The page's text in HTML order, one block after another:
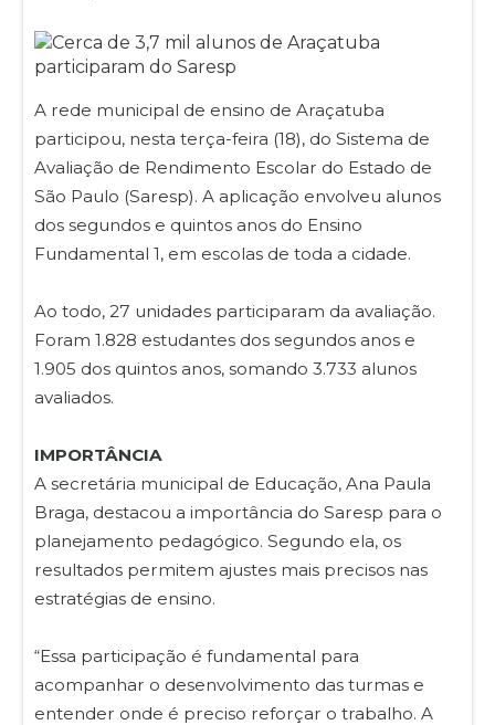
A rede municipal de ensino de Araçatuba
participou, nesta terça-feira (18), do Sistema de
Avaliação de Rendimento Escolar do Estado de
São Paulo (Saresp). A aplicação envolveu alunos
dos segundos e quintos anos do Ensino
Fundamental 1, em escolas de toda a cidade.
Ao todo, 27 unidades participaram da avaliação.
Foram 1.828 estudantes dos segundos anos e
1.905 dos quintos anos, somando 3.733 alunos
avaliados.
IMPORTÂNCIA
A secretária municipal de Educação, Ana Paula
Braga, destacou a importância do Saresp para o
planejamento pedagógico. Segundo ela, os
resultados permitem ajustes mais precisos nas
estratégias de ensino.
“Essa participação é fundamental para
acompanhar o desenvolvimento das turmas e
entender onde é preciso reforçar o trabalho. A